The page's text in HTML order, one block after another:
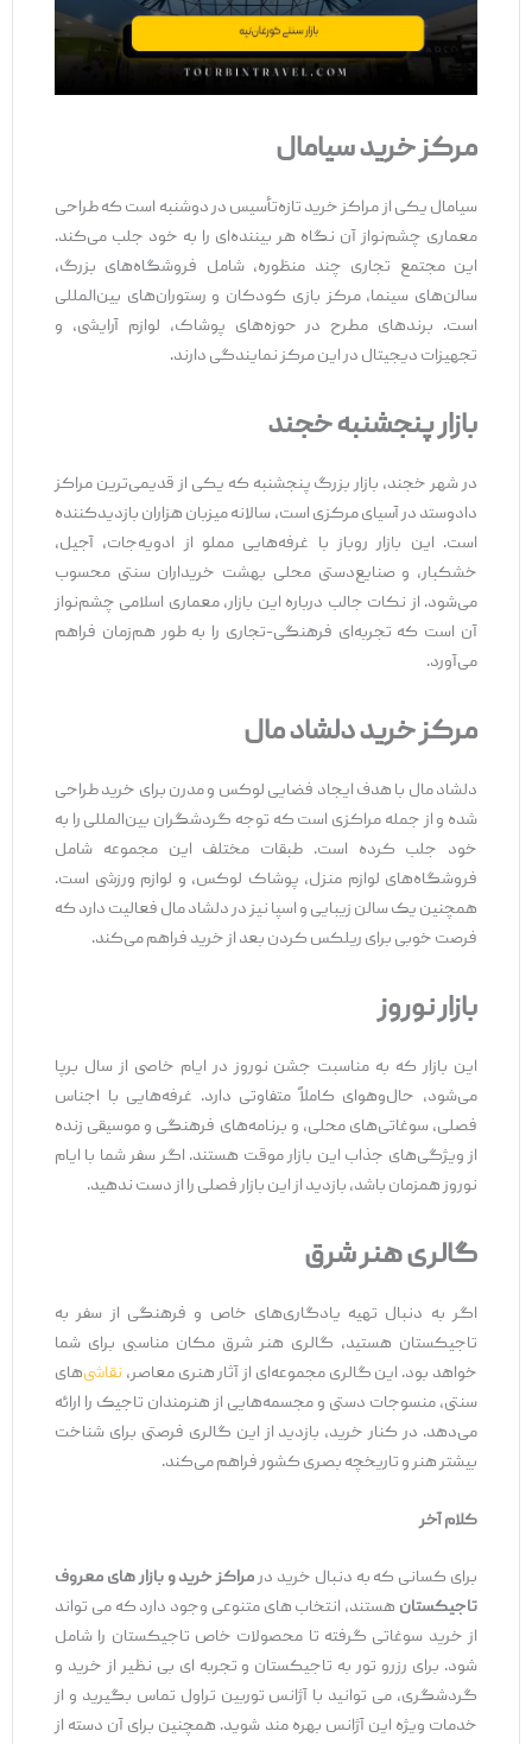
مرکز خرید سیامال
سیامال یکی از مراکز خرید تازه‌تأسیس در دوشنبه است که طراحی
معماری چشم‌نواز آن نگاه هر بیننده‌ای را به خود جلب می‌کند.
این مجتمع تجاری چند منظوره، شامل فروشگاه‌های بزرگ،
سالن‌های سینما، مرکز بازی کودکان و رستوران‌های بین‌المللی
است. برندهای مطرح در حوزه‌های پوشاک، لوازم آرایشی، و
تجهیزات دیجیتال در این مرکز نمایندگی دارند.
بازار پنجشنبه خجند
در شهر خجند، بازار بزرگ پنجشنبه که یکی از قدیمی‌ترین مراکز
دادوستد در آسیای مرکزی است، سالانه میزبان هزاران بازدیدکننده
است. این بازار روباز با غرفه‌هایی مملو از ادویه‌جات، آجیل،
خشکبار، و صنایع‌دستی محلی بهشت خریداران سنتی محسوب
می‌شود. از نکات جالب درباره این بازار، معماری اسلامی چشم‌نواز
آن است که تجربه‌ای فرهنگی-تجاری را به طور هم‌زمان فراهم
می‌آورد.
مرکز خرید دلشاد مال
دلشاد مال با هدف ایجاد فضایی لوکس و مدرن برای خرید طراحی
شده و از جمله مراکزی است که توجه گردشگران بین‌المللی را به
خود جلب کرده است. طبقات مختلف این مجموعه شامل
فروشگاه‌های لوازم منزل، پوشاک لوکس، و لوازم ورزشی است.
همچنین یک سالن زیبایی و اسپا نیز در دلشاد مال فعالیت دارد که
فرصت خوبی برای ریلکس کردن بعد از خرید فراهم می‌کند.
بازار نوروز
این بازار که به مناسبت جشن نوروز در ایام خاصی از سال برپا
می‌شود، حال‌وهوای کاملاً متفاوتی دارد. غرفه‌هایی با اجناس
فصلی، سوغاتی‌های محلی، و برنامه‌های فرهنگی و موسیقی زنده
از ویژگی‌های جذاب این بازار موقت هستند. اگر سفر شما با ایام
نوروز همزمان باشد، بازدید از این بازار فصلی را از دست ندهید.
گالری هنر شرق
اگر به دنبال تهیه یادگاری‌های خاص و فرهنگی از سفر به
تاجیکستان هستید، گالری هنر شرق مکان مناسبی برای شما
خواهد بود. این گالری مجموعه‌ای از آثار هنری معاصر،نقاشی‌های
سنتی، منسوجات دستی و مجسمه‌هایی از هنرمندان تاجیک را ارائه
می‌دهد. در کنار خرید، بازدید از این گالری فرصتی برای شناخت
بیشتر هنر و تاریخچه بصری کشور فراهم می‌کند.
کلام آخر
برای کسانی که به دنبال خرید درمراکز خرید و بازار های معروف
تاجیکستانهستند، انتخاب‌ های متنوعی وجود دارد که می ‌تواند
از خرید سوغاتی گرفته تا محصولات خاص تاجیکستان را شامل
شود. برای رزرو تور به تاجیکستان و تجربه ‌ای بی ‌نظیر از خرید و
گردشگری، می ‌توانید با آژانس توربین تراول تماس بگیرید و از
خدمات ویژه این آژانس بهره ‌مند شوید. همچنین برای آن دسته از